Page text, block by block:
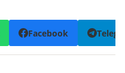
Facebook